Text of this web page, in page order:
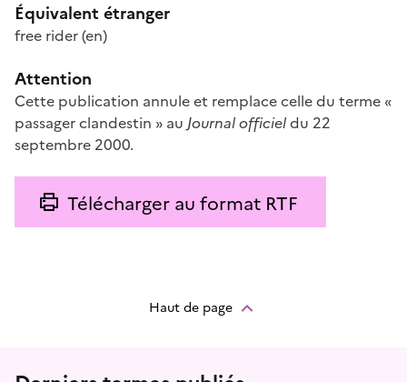
Équivalent étranger
free rider(en)
Attention
Cette publication annule et remplace celle du terme «
passager clandestin » au Journal officieldu 22
septembre 2000.
Télécharger au format RTF
Haut de page